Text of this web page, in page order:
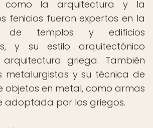
como la arquitectura y la
fenicios fueron expertos en la
de templos y edificios
y su estilo arquitectónico
griega. También
metalurgistas y su técnica de
objetos en metal, como armas
adoptada por los griegos.